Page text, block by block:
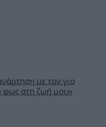
με τον γιο
φως στη ζωή μου»